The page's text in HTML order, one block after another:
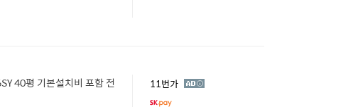
40평 기본설치비 포함 전
11번가 광